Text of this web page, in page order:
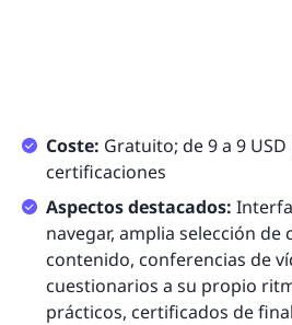
Coste: Gratuito; de 9 a 9
certificaciones
Aspectos destacados:
navegar, amplia selección de
contenido, conferencias de
cuestionarios a su propio
prácticos, certificados de